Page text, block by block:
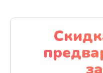
Замена